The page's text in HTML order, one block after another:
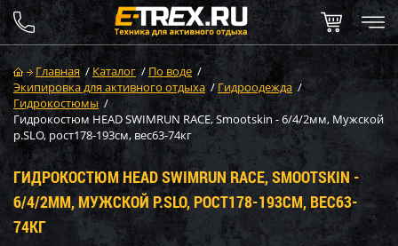
Главная / Каталог / По воде /
Экипировка для активного отдыха / Гидроодежда /
Гидрокостюмы /
Гидрокостюм HEAD SWIMRUN RACE, Smootskin - 6/4/2мм, Мужской
р.SLO, рост178-193см, вес63-74кг
ГИДРОКОСТЮМ HEAD SWIMRUN RACE, SMOOTSKIN -
6/4/2ММ, МУЖСКОЙ Р.SLO, РОСТ178-193СМ, ВЕС63-
74КГ